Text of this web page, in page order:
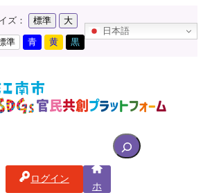
ズ： 標準 大
準 青 黄 黒
日本語
a
r
ログイン
ホ